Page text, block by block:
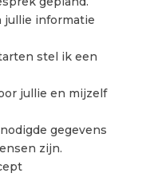
jullie informatie
stel ik een
jullie en mijzelf
gegevens
zijn.